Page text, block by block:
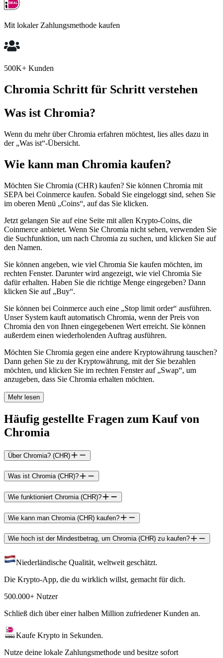
Mit lokaler Zahlungsmethode kaufen
500K+ Kunden
Chromia Schritt für Schritt verstehen
Was ist Chromia?
Wenn du mehr über Chromia erfahren möchtest, lies alles dazu in
der „Was ist“-Übersicht.
Wie kann man Chromia kaufen?
Möchten Sie Chromia (CHR) kaufen? Sie können Chromia mit
SEPA bei Coinmerce kaufen. Sobald Sie eingeloggt sind, sehen Sie
im oberen Menü „Coins“, auf das Sie klicken.
Jetzt gelangen Sie auf eine Seite mit allen Krypto-Coins, die
Coinmerce anbietet. Wenn Sie Chromia nicht sehen, verwenden Sie
die Suchfunktion, um nach Chromia zu suchen, und klicken Sie auf
den Namen.
Sie können angeben, wie viel Chromia Sie kaufen möchten, im
rechten Fenster. Darunter wird angezeigt, wie viel Chromia Sie
dafür erhalten. Haben Sie die richtige Menge eingegeben? Dann
klicken Sie auf „Buy“.
Sie können bei Coinmerce auch eine „Stop limit order“ ausführen.
Unser System kauft automatisch Chromia, wenn der Preis von
Chromia den von Ihnen eingegebenen Wert erreicht. Sie können
außerdem einen wiederholenden Auftrag ausführen.
Möchten Sie Chromia gegen eine andere Kryptowährung tauschen?
Dann gehen Sie zu der Kryptowährung, mit der Sie bezahlen
möchten, und klicken Sie im rechten Fenster auf „Swap“, um
anzugeben, dass Sie Chromia erhalten möchten.
Mehr lesen
Häufig gestellte Fragen zum Kauf von
Chromia
Über Chromia? (CHR)
Was ist Chromia (CHR)?
Wie funktioniert Chromia (CHR)?
Wie kann man Chromia (CHR) kaufen?
Wie hoch ist der Mindestbetrag, um Chromia (CHR) zu kaufen?
Niederländische Qualität, weltweit geschätzt.
Die Krypto-App, die du wirklich willst, gemacht für dich.
500.000+ Nutzer
Schließ dich über einer halben Million zufriedener Kunden an.
Kaufe Krypto in Sekunden.
Nutze deine lokale Zahlungsmethode und besitze sofort